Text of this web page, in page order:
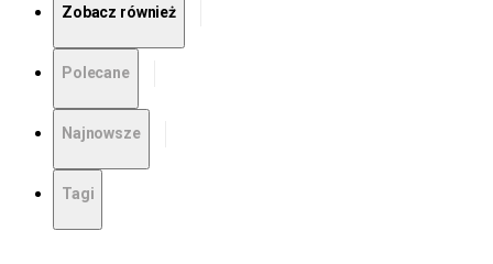
Zobacz również
Polecane
Najnowsze
Tagi